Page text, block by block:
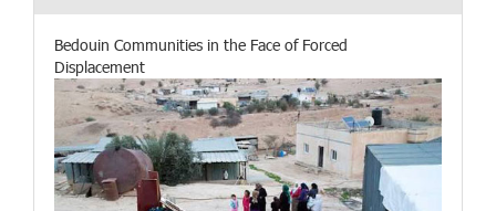
Bedouin Communities in the Face of Forced
Displacement